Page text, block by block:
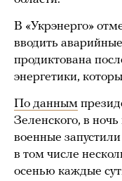
В «Укрэнерго»
вводить
продиктована
энергетики,
По данным
Зеленского, в
военные
в том числе
осенью каждые